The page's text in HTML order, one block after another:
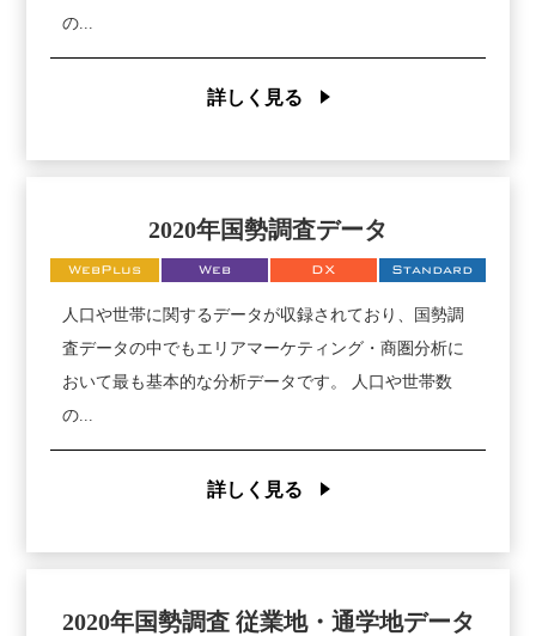
の...
詳しく見る
2020年国勢調査データ
WebPlus Web DX Standard
人口や世帯に関するデータが収録されており、国勢調
査データの中でもエリアマーケティング・商圏分析に
おいて最も基本的な分析データです。 人口や世帯数
の...
詳しく見る
2020年国勢調査 従業地・通学地データ